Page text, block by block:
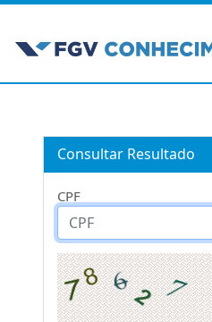
Consultar Resultado
CPF